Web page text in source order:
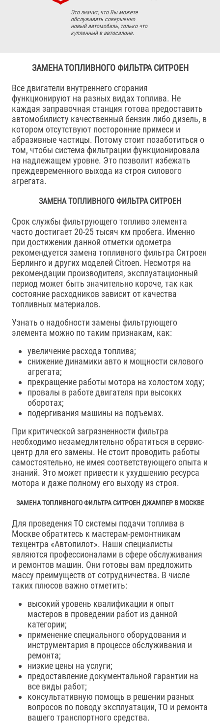
Это значит, что Вы можете
обслуживать совершенно
новый автомобиль, только что
купленный в автосалоне.
ЗАМЕНА ТОПЛИВНОГО ФИЛЬТРА СИТРОЕН
Все двигатели внутреннего сгорания
функционируют на разных видах топлива. Не
каждая заправочная станция готова предоставить
автомобилисту качественный бензин либо дизель, в
котором отсутствуют посторонние примеси и
абразивные частицы. Потому стоит позаботиться о
том, чтобы система фильтрации функционировала
на надлежащем уровне. Это позволит избежать
преждевременного выхода из строя силового
агрегата.
ЗАМЕНА ТОПЛИВНОГО ФИЛЬТРА СИТРОЕН
Срок службы фильтрующего топливо элемента
часто достигает 20-25 тысяч км пробега. Именно
при достижении данной отметки одометра
рекомендуется замена топливного фильтра Ситроен
Берлинго и других моделей Citroen. Несмотря на
рекомендации производителя, эксплуатационный
период может быть значительно короче, так как
состояние расходников зависит от качества
топливных материалов.
Узнать о надобности замены фильтрующего
элемента можно по таким признакам, как:
увеличение расхода топлива;
снижение динамики авто и мощности силового
агрегата;
прекращение работы мотора на холостом ходу;
провалы в работе двигателя при высоких
оборотах;
подергивания машины на подъемах.
При критической загрязненности фильтра
необходимо незамедлительно обратиться в сервис-
центр для его замены. Не стоит проводить работы
самостоятельно, не имея соответствующего опыта и
знаний. Это может привести к ухудшению ресурса
мотора и даже полному его выходу из строя.
ЗАМЕНА ТОПЛИВНОГО ФИЛЬТРА СИТРОЕН ДЖАМПЕР В МОСКВЕ
Для проведения ТО системы подачи топлива в
Москве обратитесь к мастерам-ремонтникам
техцентра «Автопилот». Наши специалисты
являются профессионалами в сфере обслуживания
и ремонтов машин. Они готовы вам предложить
массу преимуществ от сотрудничества. В числе
таких плюсов важно отметить:
высокий уровень квалификации и опыт
мастеров в проведении работ из данной
категории;
применение специального оборудования и
инструментария в процессе обслуживания и
ремонта;
низкие цены на услуги;
предоставление документальной гарантии на
все виды работ;
консультативную помощь в решении разных
вопросов по поводу эксплуатации, ТО и ремонта
вашего транспортного средства.